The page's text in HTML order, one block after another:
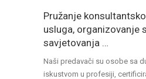
Pružanje
usluga, organizovanje
savjetovanja …
Naši predavači su osobe sa
iskustvom u profesiji,